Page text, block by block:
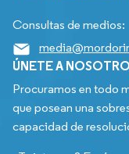
Consultas de medios:
ÚNETE A
Procuramos en todo
que posean una
capacidad de